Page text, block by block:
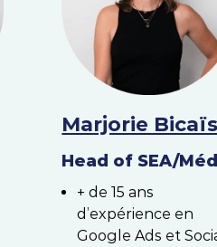
Marjorie Bicaïs
Head of SEA/
+ de 15 ans
d’expérience en
Google Ads et